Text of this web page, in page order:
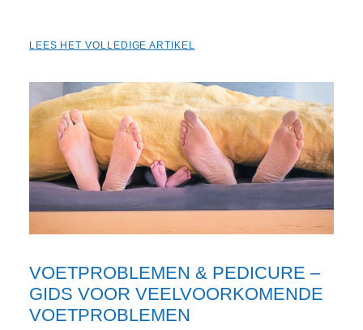
LEES HET VOLLEDIGE ARTIKEL
VOETPROBLEMEN & PEDICURE –
GIDS VOOR VEELVOORKOMENDE
VOETPROBLEMEN